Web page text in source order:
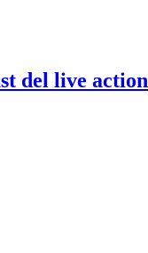
del live action